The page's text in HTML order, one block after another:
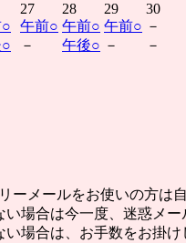
○
○
27
午前○
－
28
午前○
午後○
29
午前○
－
30
－
－
ーメールをお使いの方は
い場合は今一度、迷惑メー
場合は、お手数をお掛け